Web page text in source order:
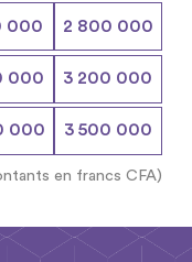
000
000
000
2 800 000
3 200 000
3 500 000
en francs CFA)